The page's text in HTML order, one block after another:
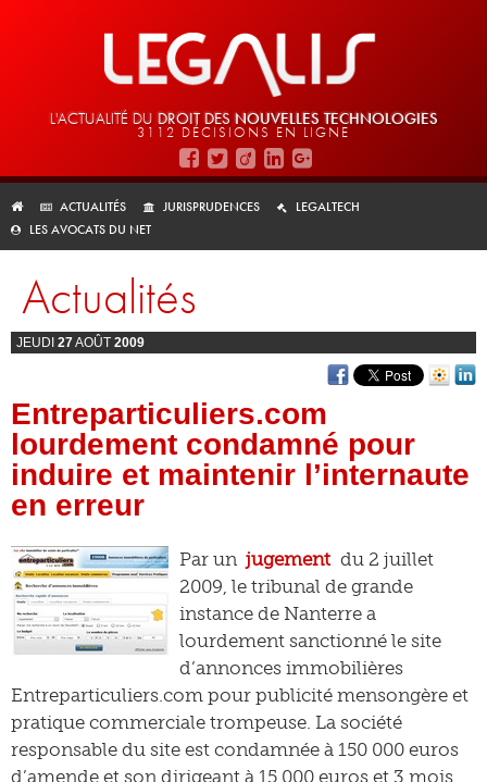
L'ACTUALITÉ DU DROIT DES NOUVELLES TECHNOLOGIES
3112 DÉCISIONS EN LIGNE
ACTUALITÉS JURISPRUDENCES
LEGALTECH
LES AVOCATS DU NET
Actualités
JEUDI 27AOÛT 2009
Entreparticuliers.com
lourdement condamné pour
induire et maintenir l’internaute
en erreur
Par un jugement du 2 juillet
2009, le tribunal de grande
instance de Nanterre a
lourdement sanctionné le site
d’annonces immobilières
Entreparticuliers.com pour publicité mensongère et
pratique commerciale trompeuse. La société
responsable du site est condamnée à 150 000 euros
d’amende et son dirigeant à 15 000 euros et 3 mois